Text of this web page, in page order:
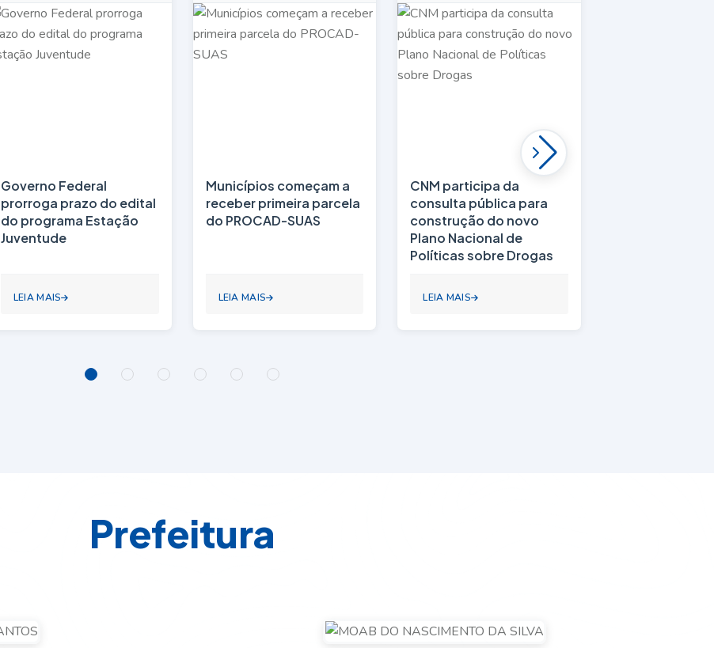
Governo Federal
prorroga prazo do edital
do programa Estação
Juventude
LEIA MAIS
Municípios começam a
receber primeira parcela
do PROCAD-SUAS
LEIA MAIS
CNM participa da
consulta pública para
construção do novo
Plano Nacional de
Políticas sobre Drogas
LEIA MAIS
Prefeitura